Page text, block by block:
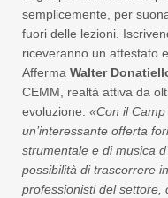
semplicemente, per
fuori delle lezioni.
riceveranno un attestato
Afferma Walter
CEMM, realtà attiva da
evoluzione: «Con il
un’interessante offerta
strumentale e di musica
possibilità di trascorrere
professionisti del settore,